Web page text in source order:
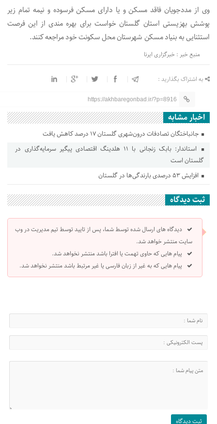
وی از مددجویان فاقد مسکن و یا دارای مسکن فرسوده و نیمه تمام زیر
پوشش بهزیستی استان گلستان خواست برای بهره مندی از این فرصت
استثنایی به بنیاد مسکن شهرستان محل سکونت خود مراجعه کنند.
منبع خبر : خبرگزاری ایرنا
به اشتراک بگذارید :
https://akhbaregonbad.ir/?p=8916
اخبار مشابه
جانباختگان تصادفات درون‌شهری گلستان ۱۷ درصد کاهش یافت
استاندار: بابک زنجانی با ۱۱ هلدینگ اقتصادی پیگیر سرمایه‌گذاری در
گلستان است
افزایش ۵۳ درصدی بارندگی‌ها در گلستان
ثبت دیدگاه
دیدگاه های ارسال شده توسط شما، پس از تایید توسط تیم مدیریت در وب
سایت منتشر خواهد شد.
پیام هایی که حاوی تهمت یا افترا باشد منتشر نخواهد شد.
پیام هایی که به غیر از زبان فارسی یا غیر مرتبط باشد منتشر نخواهد شد.